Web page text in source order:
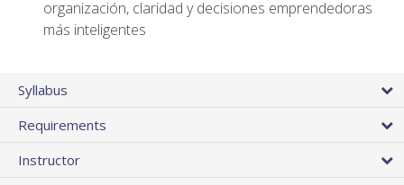
organización, claridad y decisiones emprendedoras
más inteligentes
Syllabus
Requirements
Instructor